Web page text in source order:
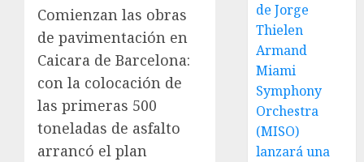
Comienzan las obras
de pavimentación en
Caicara de Barcelona:
con la colocación de
las primeras 500
toneladas de asfalto
arrancó el plan
de Jorge
Thielen
Armand
Miami
Symphony
Orchestra
(MISO)
lanzará una